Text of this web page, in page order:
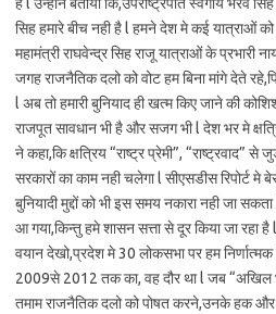
है l उन्होंने बताया कि,उपराष्ट्रपति स्वर्गीय भैरव
सिह हमारे बीच नही है l हमने देश मे कई यात्राओं को
महामंत्री राघवेन्द्र सिह राजू यात्राओं के प्रभारी
जगह राजनैतिक दलो को वोट हम बिना मांगे देते
l अब तो हमारी बुनियाद ही खत्म किए जाने की
राजपूत सावधान भी है और सजग भी l देश भर मे
ने कहा,कि क्षत्रिय “राष्ट्र प्रेमी”,
सरकारों का काम नही चलेगा l सीएसडीस रिपोर्ट मे
बुनियादी मुद्दों को भी इस समय नकारा नही जा
आ गया,किन्तु हमे शासन सत्ता से दूर किया जा रहा है
वयान देखो,प्रदेश मे 30 लोकसभा पर हम
2009से 2012 तक का, वह दौर था l जब “अखिल
तमाम राजनैतिक दलो को पोषत करने,उनके हक और